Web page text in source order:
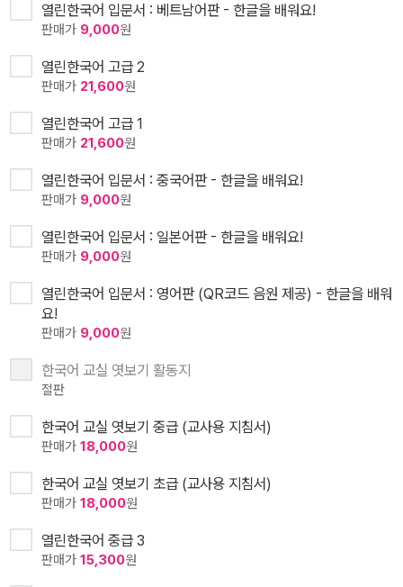
열린한국어 입문서 : 베트남어판 - 한글을 배워요!
판매가 9,000원
열린한국어 고급 2
판매가 21,600원
열린한국어 고급 1
판매가 21,600원
열린한국어 입문서 : 중국어판 - 한글을 배워요!
판매가 9,000원
열린한국어 입문서 : 일본어판 - 한글을 배워요!
판매가 9,000원
열린한국어 입문서 : 영어판 (QR코드 음원 제공) - 한글을 배워
요!
판매가 9,000원
한국어 교실 엿보기 활동지
절판
한국어 교실 엿보기 중급 (교사용 지침서)
판매가 18,000원
한국어 교실 엿보기 초급 (교사용 지침서)
판매가 18,000원
열린한국어 중급 3
판매가 15,300원